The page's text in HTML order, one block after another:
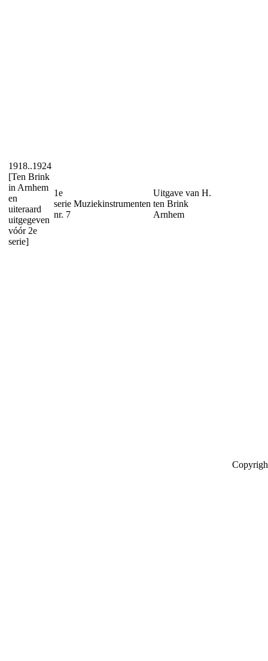
1918..1924
[Ten Brink
in Arnhem
en
uiteraard
uitgegeven
vóór 2e
serie]
1e
serie
nr. 7
Muziekinstrumenten
Uitgave van H.
ten Brink
Arnhem